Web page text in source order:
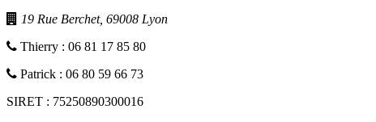
19 Rue Berchet, 69008 Lyon
Thierry : 06 81 17 85 80
Patrick : 06 80 59 66 73
SIRET : 75250890300016